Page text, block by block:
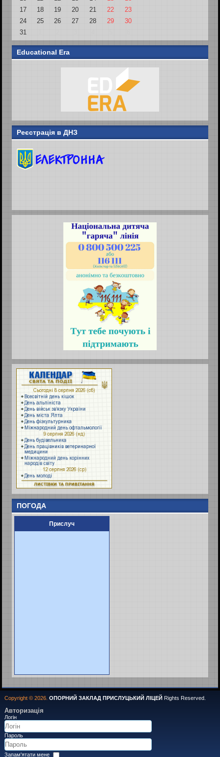
17
18 19 20 21 22
23
24
25 26 27 28 29
30
31
Educational Era
Реєстрація в ДНЗ
ПОГОДА
Прислуч
Copyright © 2026. ОПОРНИЙ ЗАКЛАД ПРИСЛУЦЬКИЙ ЛІЦЕЙRights Reserved.
Авторизація
Логін
Пароль
Запам'ятати мене